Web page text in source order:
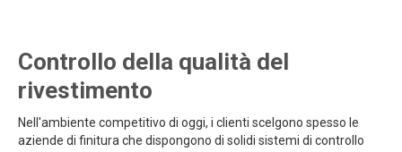
Controllo della qualità del
rivestimento
Nell'ambiente competitivo di oggi, i clienti scelgono spesso le
aziende di finitura che dispongono di solidi sistemi di controllo